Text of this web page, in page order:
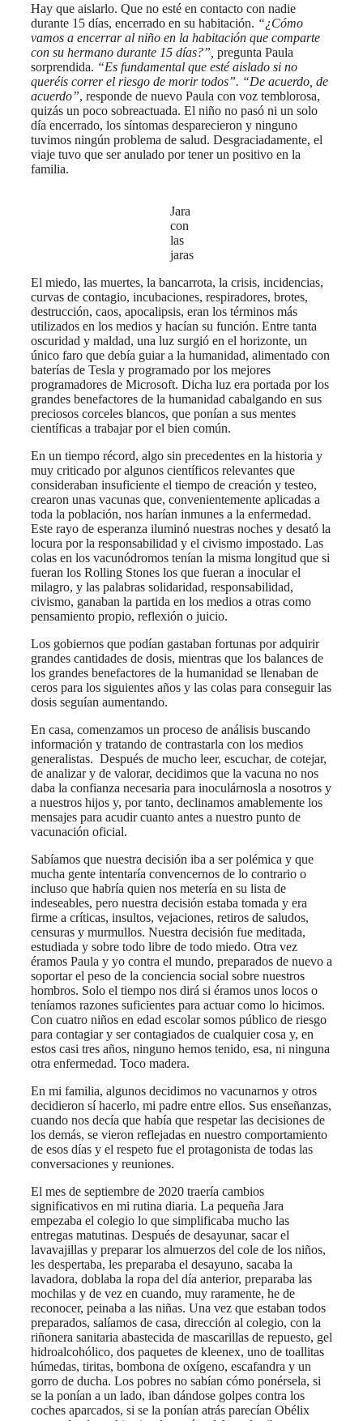
Hay que aislarlo. Que no esté en contacto con nadie
durante 15 días, encerrado en su habitación. “¿Cómo
vamos a encerrar al niño en la habitación que comparte
con su hermano durante 15 días?”, pregunta Paula
sorprendida. “Es fundamental que esté aislado si no
queréis correr el riesgo de morir todos”. “De acuerdo, de
acuerdo”, responde de nuevo Paula con voz temblorosa,
quizás un poco sobreactuada. El niño no pasó ni un solo
día encerrado, los síntomas desparecieron y ninguno
tuvimos ningún problema de salud. Desgraciadamente, el
viaje tuvo que ser anulado por tener un positivo en la
familia.
Jara
con
las
jaras
El miedo, las muertes, la bancarrota, la crisis, incidencias,
curvas de contagio, incubaciones, respiradores, brotes,
destrucción, caos, apocalipsis, eran los términos más
utilizados en los medios y hacían su función. Entre tanta
oscuridad y maldad, una luz surgió en el horizonte, un
único faro que debía guiar a la humanidad, alimentado con
baterías de Tesla y programado por los mejores
programadores de Microsoft. Dicha luz era portada por los
grandes benefactores de la humanidad cabalgando en sus
preciosos corceles blancos, que ponían a sus mentes
científicas a trabajar por el bien común.
En un tiempo récord, algo sin precedentes en la historia y
muy criticado por algunos científicos relevantes que
consideraban insuficiente el tiempo de creación y testeo,
crearon unas vacunas que, convenientemente aplicadas a
toda la población, nos harían inmunes a la enfermedad.
Este rayo de esperanza iluminó nuestras noches y desató la
locura por la responsabilidad y el civismo impostado. Las
colas en los vacunódromos tenían la misma longitud que si
fueran los Rolling Stones los que fueran a inocular el
milagro, y las palabras solidaridad, responsabilidad,
civismo, ganaban la partida en los medios a otras como
pensamiento propio, reflexión o juicio.
Los gobiernos que podían gastaban fortunas por adquirir
grandes cantidades de dosis, mientras que los balances de
los grandes benefactores de la humanidad se llenaban de
ceros para los siguientes años y las colas para conseguir las
dosis seguían aumentando.
En casa, comenzamos un proceso de análisis buscando
información y tratando de contrastarla con los medios
generalistas. Después de mucho leer, escuchar, de cotejar,
de analizar y de valorar, decidimos que la vacuna no nos
daba la confianza necesaria para inoculárnosla a nosotros y
a nuestros hijos y, por tanto, declinamos amablemente los
mensajes para acudir cuanto antes a nuestro punto de
vacunación oficial.
Sabíamos que nuestra decisión iba a ser polémica y que
mucha gente intentaría convencernos de lo contrario o
incluso que habría quien nos metería en su lista de
indeseables, pero nuestra decisión estaba tomada y era
firme a críticas, insultos, vejaciones, retiros de saludos,
censuras y murmullos. Nuestra decisión fue meditada,
estudiada y sobre todo libre de todo miedo. Otra vez
éramos Paula y yo contra el mundo, preparados de nuevo a
soportar el peso de la conciencia social sobre nuestros
hombros. Solo el tiempo nos dirá si éramos unos locos o
teníamos razones suficientes para actuar como lo hicimos.
Con cuatro niños en edad escolar somos público de riesgo
para contagiar y ser contagiados de cualquier cosa y, en
estos casi tres años, ninguno hemos tenido, esa, ni ninguna
otra enfermedad. Toco madera.
En mi familia, algunos decidimos no vacunarnos y otros
decidieron sí hacerlo, mi padre entre ellos. Sus enseñanzas,
cuando nos decía que había que respetar las decisiones de
los demás, se vieron reflejadas en nuestro comportamiento
de esos días y el respeto fue el protagonista de todas las
conversaciones y reuniones.
El mes de septiembre de 2020 traería cambios
significativos en mi rutina diaria. La pequeña Jara
empezaba el colegio lo que simplificaba mucho las
entregas matutinas. Después de desayunar, sacar el
lavavajillas y preparar los almuerzos del cole de los niños,
les despertaba, les preparaba el desayuno, sacaba la
lavadora, doblaba la ropa del día anterior, preparaba las
mochilas y de vez en cuando, muy raramente, he de
reconocer, peinaba a las niñas. Una vez que estaban todos
preparados, salíamos de casa, dirección al colegio, con la
riñonera sanitaria abastecida de mascarillas de repuesto, gel
hidroalcohólico, dos paquetes de kleenex, uno de toallitas
húmedas, tiritas, bombona de oxígeno, escafandra y un
gorro de ducha. Los pobres no sabían cómo ponérsela, si
se la ponían a un lado, iban dándose golpes contra los
coches aparcados, si se la ponían atrás parecían Obélix